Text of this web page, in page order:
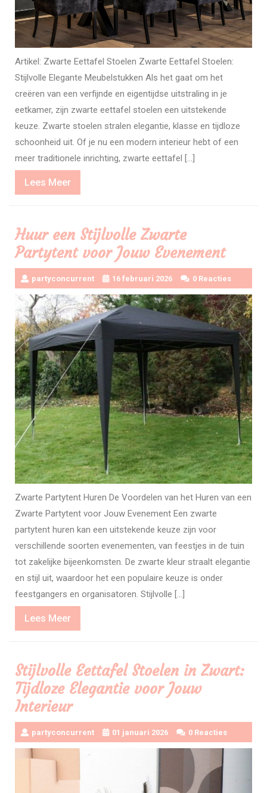
Artikel: Zwarte Eettafel Stoelen Zwarte Eettafel Stoelen:
Stijlvolle Elegante Meubelstukken Als het gaat om het
creëren van een verfijnde en eigentijdse uitstraling in je
eetkamer, zijn zwarte eettafel stoelen een uitstekende
keuze. Zwarte stoelen stralen elegantie, klasse en tijdloze
schoonheid uit. Of je nu een modern interieur hebt of een
meer traditionele inrichting, zwarte eettafel […]
Lees MeerLees
Meer
Huur een Stijlvolle Zwarte
Partytent voor Jouw Evenement
partyconcurrent 16 februari 2026 0 Reacties
Zwarte Partytent Huren De Voordelen van het Huren van een
Zwarte Partytent voor Jouw Evenement Een zwarte
partytent huren kan een uitstekende keuze zijn voor
verschillende soorten evenementen, van feestjes in de tuin
tot zakelijke bijeenkomsten. De zwarte kleur straalt elegantie
en stijl uit, waardoor het een populaire keuze is onder
feestgangers en organisatoren. Stijlvolle […]
Lees MeerLees
Meer
Stijlvolle Eettafel Stoelen in Zwart:
Tijdloze Elegantie voor Jouw
Interieur
partyconcurrent 01 januari 2026 0 Reacties